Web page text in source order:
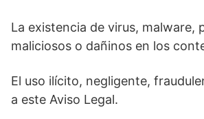
La existencia de virus, malware,
maliciosos o dañinos en los
El uso ilícito, negligente,
a este Aviso Legal.